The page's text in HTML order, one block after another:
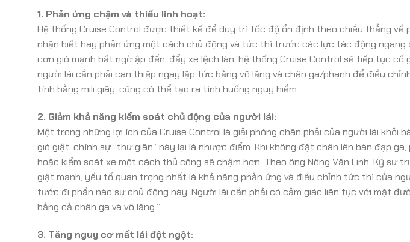
1. Phản ứng chậm và thiếu linh hoạt:
Hệ thống Cruise Control được thiết kế để duy trì tốc độ ổn định theo chiều thẳng về
nhận biết hay phản ứng một cách chủ động và tức thì trước các lực tác động ngang
cơn gió mạnh bất ngờ ập đến, đẩy xe lệch làn, hệ thống Cruise Control sẽ tiếp tục
người lái cần phải can thiệp ngay lập tức bằng vô lăng và chân ga/phanh để điều
tính bằng mili giây, cũng có thể tạo ra tình huống nguy hiểm.
2. Giảm khả năng kiểm soát chủ động của người lái:
Một trong những lợi ích của Cruise Control là giải phóng chân phải của người lái khỏi
gió giật, chính sự “thư giãn” này lại là nhược điểm. Khi không đặt chân lên bàn đạp
hoặc kiểm soát xe một cách thủ công sẽ chậm hơn. Theo ông Nông Văn Linh, Kỹ sư
giật mạnh, yếu tố quan trọng nhất là khả năng phản ứng và điều chỉnh tức thì của
tước đi phần nào sự chủ động này. Người lái cần phải có cảm giác liên tục với mặt
bằng cả chân ga và vô lăng.”
3. Tăng nguy cơ mất lái đột ngột: